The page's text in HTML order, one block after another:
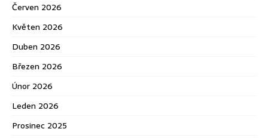
Červen 2026
Květen 2026
Duben 2026
Březen 2026
Únor 2026
Leden 2026
Prosinec 2025